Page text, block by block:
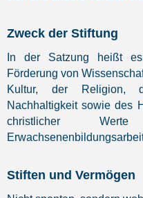
Zweck der Stiftung
In der Satzung heißt
Förderung von
Kultur, der Religion,
Nachhaltigkeit sowie des
christlicher
Stiften und Vermögen